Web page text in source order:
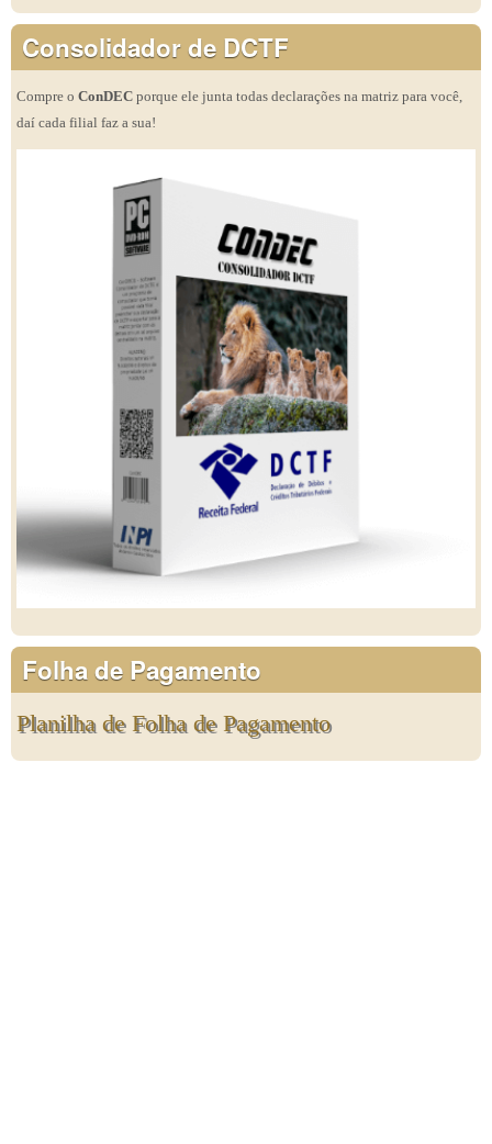
Consolidador de DCTF
Compre o ConDEC porque ele junta todas declarações na matriz para você,
daí cada filial faz a sua!
Folha de Pagamento
Planilha de Folha de Pagamento